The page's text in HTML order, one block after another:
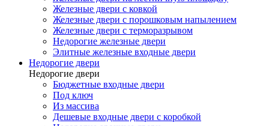
Железные двери с ковкой
Железные двери с порошковым напылением
Железные двери с терморазрывом
Недорогие железные двери
Элитные железные входные двери
Недорогие двери
Недорогие двери
Бюджетные входные двери
Под ключ
Из массива
Дешевые входные двери с коробкой